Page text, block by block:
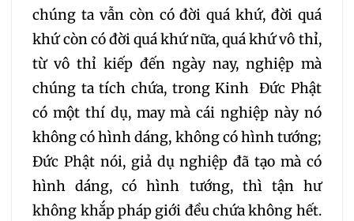
328 329 330
332 333
334 335 336
337 338 339
340 341 342
chúng ta vẫn còn có đời quá khứ, đời quá
khứ còn có đời quá khứ nữa, quá khứ vô thỉ,
từ vô thỉ kiếp đến ngày nay, nghiệp mà
chúng ta tích chứa, trong Kinh Đức Phật
có một thí dụ, may mà cái nghiệp này nó
không có hình dáng, không có hình tướng;
Đức Phật nói, giả dụ nghiệp đã tạo mà có
hình dáng, có hình tướng, thì tận hư
không khắp pháp giới đều chứa không hết.